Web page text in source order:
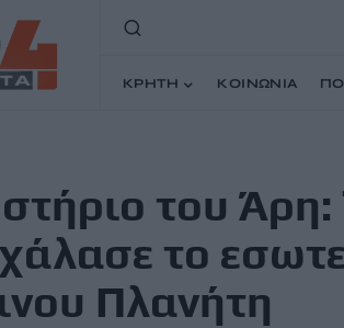
ΚΡΗΤΗ ΚΟΙΝΩΝΙΑ
Το μυστήριο του Άρη: Τι ακριβώς συνέβη όταν
του
το
Πλανήτη